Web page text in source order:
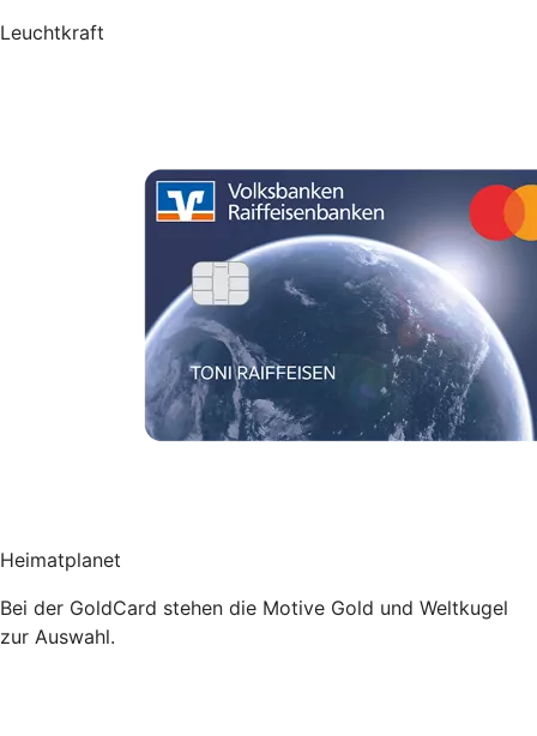
Leuchtkraft
Heimatplanet
Bei der GoldCard stehen die Motive Gold und Weltkugel
zur Auswahl.